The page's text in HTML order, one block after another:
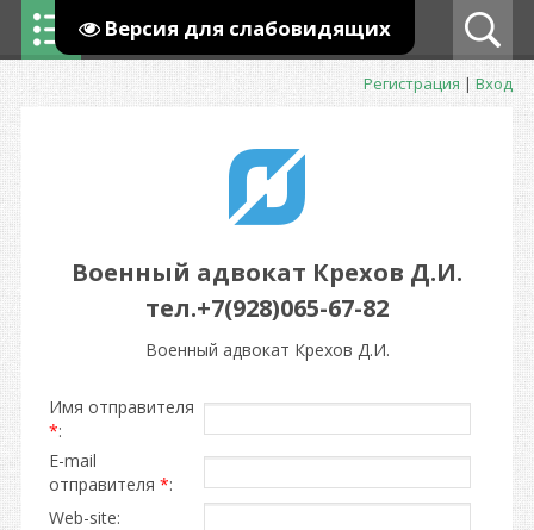
Версия для слабовидящих
Регистрация|Вход
Военный адвокат Крехов Д.И.
тел.+7(928)065-67-82
Военный адвокат Крехов Д.И.
Имя отправителя
*:
E-mail
отправителя *:
Web-site: